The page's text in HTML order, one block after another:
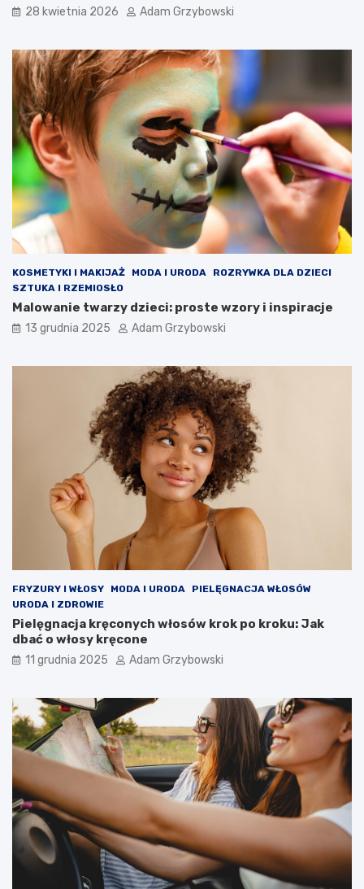
28 kwietnia 2026 Adam Grzybowski
KOSMETYKI I MAKIJAŻ MODA I URODA
ROZRYWKA DLA DZIECI
SZTUKA I RZEMIOSŁO
Malowanie twarzy dzieci: proste wzory i inspiracje
13 grudnia 2025 Adam Grzybowski
FRYZURY I WŁOSY MODA I URODA
PIELĘGNACJA WŁOSÓW
URODA I ZDROWIE
Pielęgnacja kręconych włosów krok po kroku: Jak
dbać o włosy kręcone
11 grudnia 2025 Adam Grzybowski